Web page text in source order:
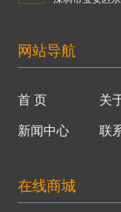
网站导航
首 页 关
新闻中心
联
在线商城